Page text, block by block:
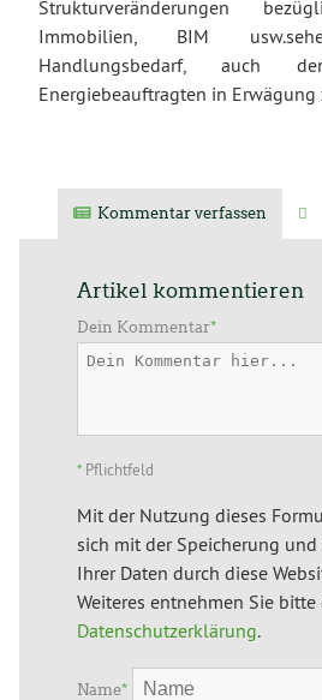
Strukturveränderungen
Immobilien, BIM
Handlungsbedarf, auch
Energiebeauftragten in Erwägung
Kommentar verfassen
Artikel kommentieren
Dein Kommentar*
* Pflichtfeld
Mit der Nutzung dieses
sich mit der Speicherung und
Ihrer Daten durch diese
Weiteres entnehmen Sie bitte
Datenschutzerklärung.
Name*